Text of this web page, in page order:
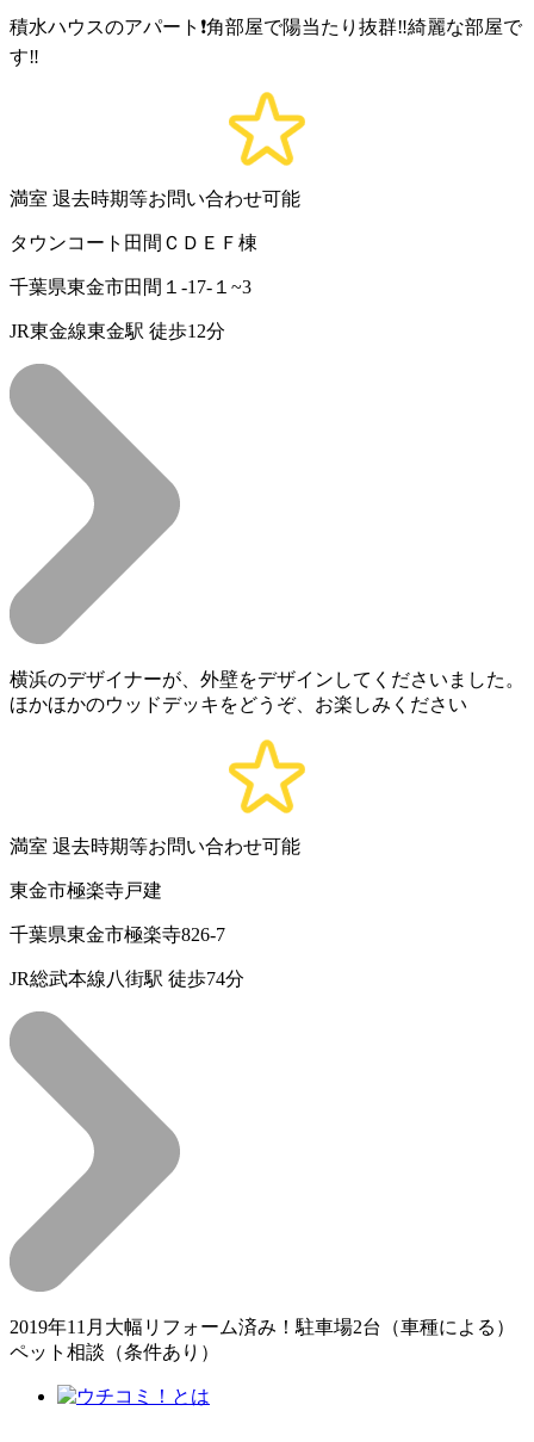
積水ハウスのアパート❗️角部屋で陽当たり抜群‼️綺麗な部屋で
す‼️
満室 退去時期等お問い合わせ可能
タウンコート田間ＣＤＥＦ棟
千葉県東金市田間１‐17‐１~3
JR東金線東金駅 徒歩12分
横浜のデザイナーが、外壁をデザインしてくださいました。
ほかほかのウッドデッキをどうぞ、お楽しみください
満室 退去時期等お問い合わせ可能
東金市極楽寺戸建
千葉県東金市極楽寺826-7
JR総武本線八街駅 徒歩74分
2019年11月大幅リフォーム済み！駐車場2台（車種による）
ペット相談（条件あり）